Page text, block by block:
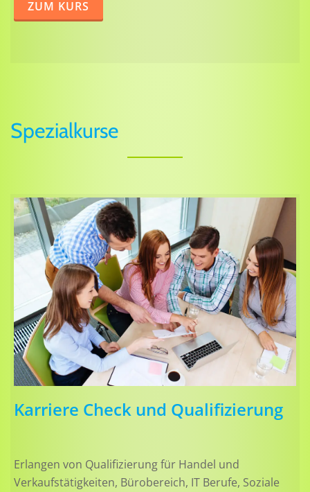
ZUM KURS
Spezialkurse
Karriere Check und Qualifizierung
Erlangen von Qualifizierung für Handel und
Verkaufstätigkeiten, Bürobereich, IT Berufe, Soziale